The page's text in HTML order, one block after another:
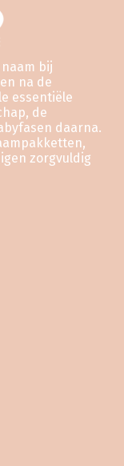
bij
na de
essentiële
de
daarna.
zorgvuldig